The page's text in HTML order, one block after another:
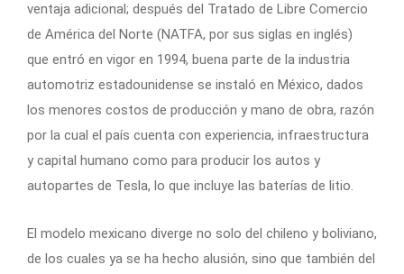
ventaja adicional; después del Tratado de Libre Comercio
de América del Norte (NATFA, por sus siglas en inglés)
que entró en vigor en 1994, buena parte de la industria
automotriz estadounidense se instaló en México, dados
los menores costos de producción y mano de obra, razón
por la cual el país cuenta con experiencia, infraestructura
y capital humano como para producir los autos y
autopartes de Tesla, lo que incluye las baterías de litio.
El modelo mexicano diverge no solo del chileno y boliviano,
de los cuales ya se ha hecho alusión, sino que también del